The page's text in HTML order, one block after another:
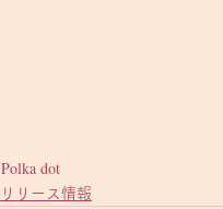
Polka dot
リリース情報